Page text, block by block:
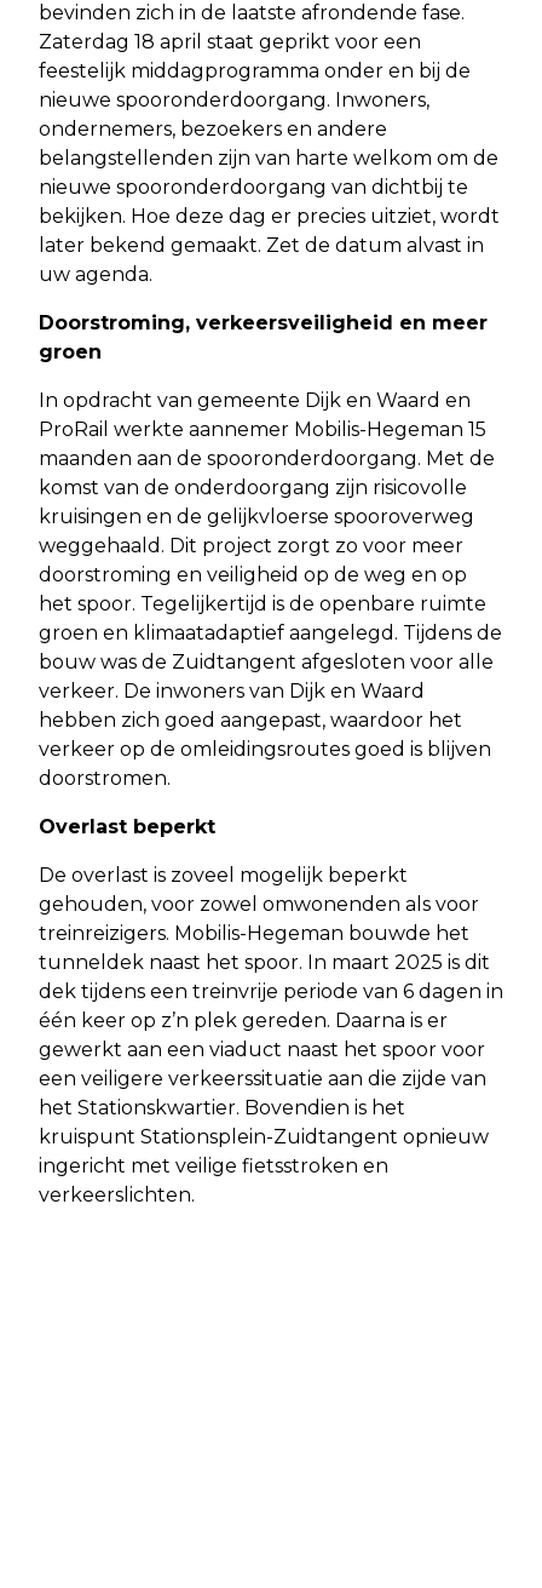
bevinden zich in de laatste afrondende fase.
Zaterdag 18 april staat geprikt voor een
feestelijk middagprogramma onder en bij de
nieuwe spooronderdoorgang. Inwoners,
ondernemers, bezoekers en andere
belangstellenden zijn van harte welkom om de
nieuwe spooronderdoorgang van dichtbij te
bekijken. Hoe deze dag er precies uitziet, wordt
later bekend gemaakt. Zet de datum alvast in
uw agenda.
Doorstroming, verkeersveiligheid en meer
groen
In opdracht van gemeente Dijk en Waard en
ProRail werkte aannemer Mobilis-Hegeman 15
maanden aan de spooronderdoorgang. Met de
komst van de onderdoorgang zijn risicovolle
kruisingen en de gelijkvloerse spooroverweg
weggehaald. Dit project zorgt zo voor meer
doorstroming en veiligheid op de weg en op
het spoor. Tegelijkertijd is de openbare ruimte
groen en klimaatadaptief aangelegd. Tijdens de
bouw was de Zuidtangent afgesloten voor alle
verkeer. De inwoners van Dijk en Waard
hebben zich goed aangepast, waardoor het
verkeer op de omleidingsroutes goed is blijven
doorstromen.
Overlast beperkt
De overlast is zoveel mogelijk beperkt
gehouden, voor zowel omwonenden als voor
treinreizigers. Mobilis-Hegeman bouwde het
tunneldek naast het spoor. In maart 2025 is dit
dek tijdens een treinvrije periode van 6 dagen in
één keer op z’n plek gereden. Daarna is er
gewerkt aan een viaduct naast het spoor voor
een veiligere verkeerssituatie aan die zijde van
het Stationskwartier. Bovendien is het
kruispunt Stationsplein-Zuidtangent opnieuw
ingericht met veilige fietsstroken en
verkeerslichten.